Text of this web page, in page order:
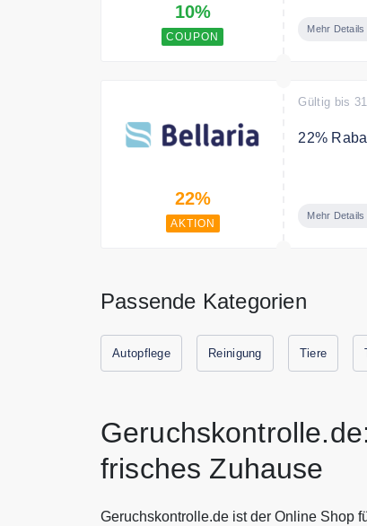
10%
COUPON
Mehr Details
22%
AKTION
Gültig bis
22%
Mehr Details
Passende Kategorien
Autopflege Reinigung Tiere
frisches Zuhause
Geruchskontrolle.de ist der Online Shop